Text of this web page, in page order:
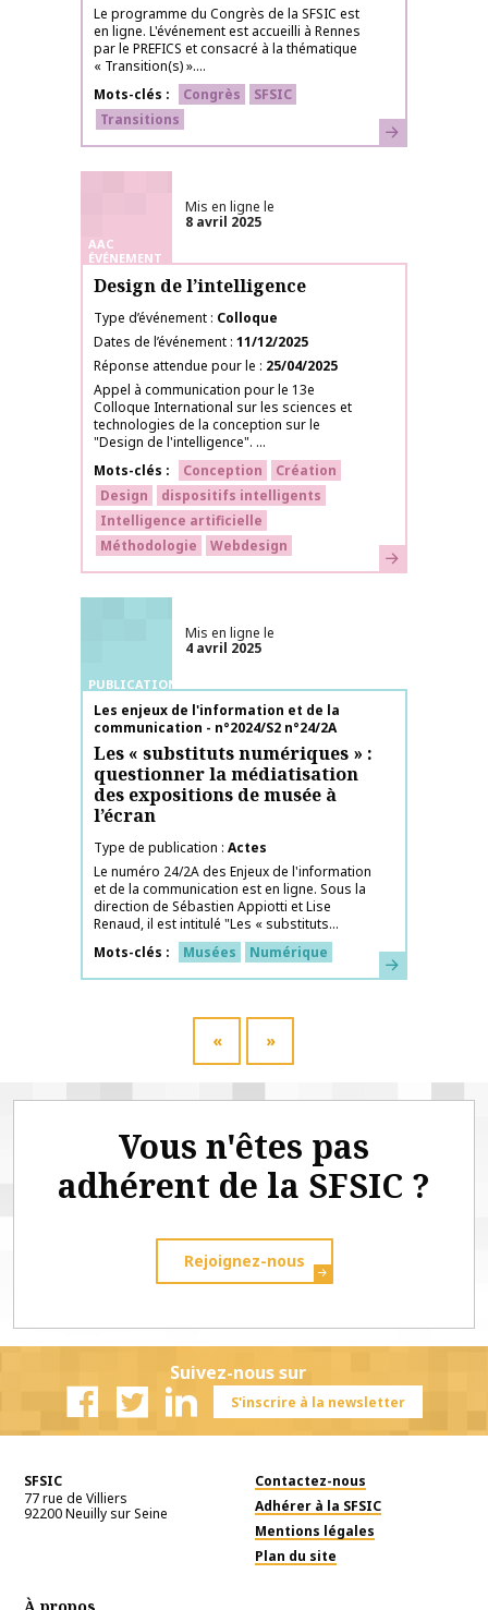
Le programme du Congrès de la SFSIC est
en ligne. L'événement est accueilli à Rennes
par le PREFICS et consacré à la thématique
« Transition(s) »....
Mots-clés
Congrès
SFSIC
Transitions
En savoir plus
AAC
ÉVÉNEMENT
Mis en ligne le
8 avril 2025
Design de l’intelligence
Type d’événement Colloque
Dates de l’événement 11/12/2025
Réponse attendue pour le
25/04/2025
Appel à communication pour le 13e
Colloque International sur les sciences et
technologies de la conception sur le
"Design de l'intelligence". ...
Mots-clés
Conception
Création
Design
dispositifs intelligents
Intelligence artificielle
Méthodologie
Webdesign En savoir plus
PUBLICATIONS
Mis en ligne le
4 avril 2025
Nom de la publication
Les enjeux de l'information et de la
communication - n°2024/S2 n°24/2A
Les « substituts numériques » :
questionner la médiatisation
des expositions de musée à
l’écran
Type de publication Actes
Le numéro 24/2A des Enjeux de l'information
et de la communication est en ligne. Sous la
direction de Sébastien Appiotti et Lise
Renaud, il est intitulé "Les « substituts...
Mots-clés
Musées Numérique En savoir plus
« »
Vous n'êtes pas
adhérent de la SFSIC ?
Rejoignez-nous
Suivez-nous sur
S'inscrire à la newsletter
SFSIC
77 rue de Villiers
92200Neuilly sur Seine
Contactez-nous
Adhérer à la SFSIC
Mentions légales
Plan du site